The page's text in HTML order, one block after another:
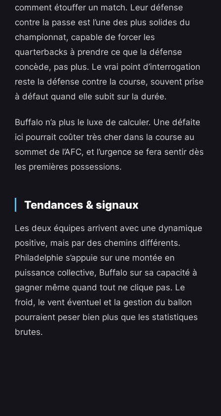
comment étouffer un match. Leur défense
contre la passe est l’une des plus solides du
championnat, capable de forcer les
quarterbacks à prendre ce que la défense
concède, pas plus. Le vrai point d’interrogation
reste la défense contre la course, souvent prise
à défaut quand elle subit sur la durée.
Buffalo n’a plus le luxe de calculer. Une défaite
ici pourrait coûter très cher dans la course au
sommet de l’AFC, et l’urgence se fera sentir dès
les premières possessions.
Tendances & signaux
Les deux équipes arrivent avec une dynamique
positive, mais par des chemins différents.
Philadelphie s’appuie sur une montée en
puissance collective, Buffalo sur sa capacité à
gagner même quand tout ne clique pas. Le
froid, le vent éventuel et la gestion du ballon
pourraient peser bien plus que les statistiques
brutes.